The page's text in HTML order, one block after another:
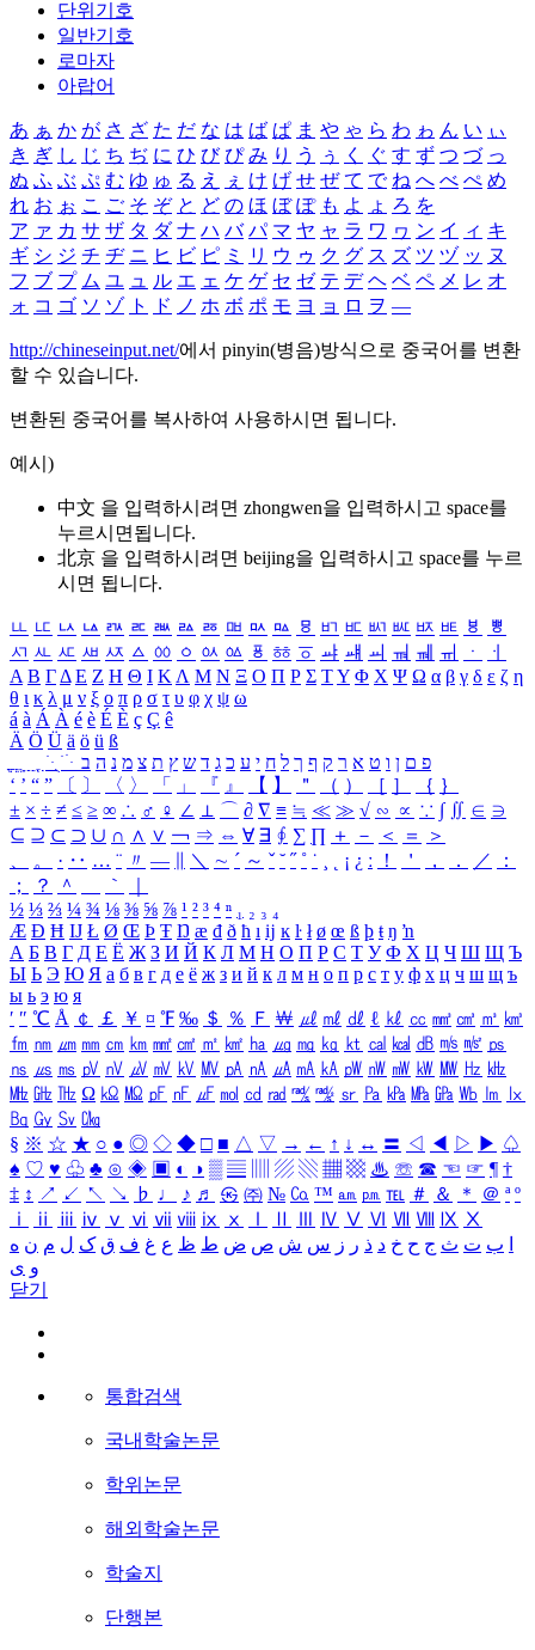
단위기호
일반기호
로마자
아랍어
あ ぁ か が さ ざ た だ な は ば ぱ ま や ゃ ら わ ゎ ん い ぃ
き ぎ し じ ち ぢ に ひ び ぴ み り う ぅ く ぐ す ず つ づ っ
ぬ ふ ぶ ぷ む ゆ ゅ る え ぇ け げ せ ぜ て で ね へ べ ぺ め
れ お ぉ こ ご そ ぞ と ど の ほ ぼ ぽ も よ ょ ろ を
ア ァ カ サ ザ タ ダ ナ ハ バ パ マ ヤ ャ ラ ワ ヮ ン イ ィ キ
ギ シ ジ チ ヂ ニ ヒ ビ ピ ミ リ ウ ゥ ク グ ス ズ ツ ヅ ッ ヌ
フ ブ プ ム ユ ュ ル エ ェ ケ ゲ セ ゼ テ デ ヘ ベ ペ メ レ オ
ォ コ ゴ ソ ゾ ト ド ノ ホ ボ ポ モ ヨ ョ ロ ヲ ―
http://chineseinput.net/에서 pinyin(병음)방식으로 중국어를 변환
할 수 있습니다.
변환된 중국어를 복사하여 사용하시면 됩니다.
예시)
中文 을 입력하시려면 zhongwen을 입력하시고 space를
누르시면됩니다.
北京 을 입력하시려면 beijing을 입력하시고 space를 누르
시면 됩니다.
ㅥ ㅦ ㅧ ㅨ ㅩ ㅪ ㅫ ㅬ ㅭ ㅮ ㅯ ㅰ ㅱ ㅲ ㅳ ㅴ ㅵ ㅶ ㅷ ㅸ
ㅹ
ㅺ ㅻ ㅼ ㅽ ㅾ ㅿ ㆀ ㆁ ㆂ ㆃ ㆄ ㆅ ㆆ ㆇ ㆈ ㆉ ㆊ ㆋ ㆌ ㆍ
ㆎ
Α Β ΓΔ Ε Ζ Η Θ Ι ΚΛ Μ Ν Ξ Ο Π Ρ Σ ΤΥ Φ Χ Ψ Ω α β γ δ ε ζ η
θ ι κ λ μ ν ξ ο π ρ σ τ υ φ χ ψ ω
á à Á À é è É È ç Ç ê
Ä Ö Ü ä ö ü ß
ִֶֹ ֻּ ׁׂ פ ם ן ו ט א ר ק ף ך ל ח י ע כ ג ד ש ץ ת צ מ נ ה ב
‘ ’ “ ” 〔 〕 〈 〉 「 」 『 』 【 】 ＂ （ ） ［ ］ ｛ ｝
± × ÷ ≠ ≤ ≥ ∞ ∴ ♂ ♀ ∠ ⊥ ⌒ ∂ ∇ ≡ ≒ ≪ ≫ √ ∽ ∝ ∵ ∫ ∬ ∈ ∋
⊆ ⊇ ⊂ ⊃ ∪ ∩ ∧ ∨ ￢ ⇒ ⇔ ∀ ∃ ∮ ∑ ∏ ＋ － ＜ ＝
＞
、
。 · ‥ … ¨ 〃 ― ＼ ∼ ´ ～ ˇ ˘ ˝ ˚ ˙ ¸ ¡ ¿ ː ！ ＇ ， ． ／
：
；
？ ＾ ｀
½ ⅓ ⅔ ¼ ¾ ⅛ ⅜ ⅝ ⅞ ¹ ² ³ ⁴ ⁿ ₁ ₂ ₃ ₄
Æ Ð Ħ Ĳ Ł Ø Œ Þ Ŧ Ŋ æ đ ð ħ ı ĳ ĸ ŀ ł ø œ ß þ ŧ ŋ ŉ
А Б В Г Д Е Ё Ж З И Й К Л М Н О П Р С Т У Ф Х Ц Ч Ш Щ Ъ
Ы Ь Э Ю Я а б в г д е ё ж з и й к л м н о п р с т у ф х ц ч ш щ ъ
ы ь э ю я
′ ″ ℃ Å ￠ ￡ ￥ ¤ ℉ ‰ ＄ ％ Ｆ ￦ ㎕ ㎖ ㎗ ℓ ㎘ ㏄ ㎣ ㎤ ㎥ ㎦
㎙ ㎚ ㎛ ㎜ ㎝ ㎞ ㎟ ㎠ ㎡ ㎢ ㏊ ㎍ ㎎ ㎏ ㏏ ㎈ ㎉ ㏈ ㎧ ㎨ ㎰
㎱ ㎲ ㎳ ㎴ ㎵ ㎶ ㎷ ㎸ ㎹ ㎀ ㎁ ㎂ ㎃ ㎄ ㎺ ㎻ ㎽ ㎾ ㎿ ㎐ ㎑
㎒ ㎓ ㎔ Ω ㏀ ㏁ ㎊ ㎋ ㎌ ㏖ ㏅ ㎭ ㎮ ㎯ ㏛ ㎩ ㎪ ㎫ ㎬ ㏝ ㏐
㏓
㏃ ㏉ ㏜ ㏆
§ ※ ☆ ★ ○ ● ◎ ◇ ◆ □ ■ △ ▽ → ← ↑ ↓ ↔ 〓 ◁ ◀ ▷ ▶ ♤
♠ ♡ ♥ ♧ ♣ ⊙ ◈ ▣ ◐ ◑ ▒ ▤ ▨ ▧ ▦ ▩ ♨ ☏ ☎ ☜ ☞ ¶ †
‡ ↕ ↗ ↙ ↖ ↘ ♭ ♩ ♪ ♬ ㉿ ㈜ № ㏇ ™ ㏂ ㏘ ℡ ＃ ＆ ＊ ＠ ª º
ⅰ
ⅱ ⅲ ⅳ ⅴ ⅵ ⅶ ⅷ ⅸ ⅹ Ⅳ Ⅴ Ⅵ Ⅶ Ⅷ Ⅸ Ⅹ
ب ت ث ج ح خ د ذ ر ز س ش ص ض ط ظ ع غ ف ق ک ل م ن ه
و ی
닫기
통합검색
국내학술논문
학위논문
해외학술논문
학술지
단행본